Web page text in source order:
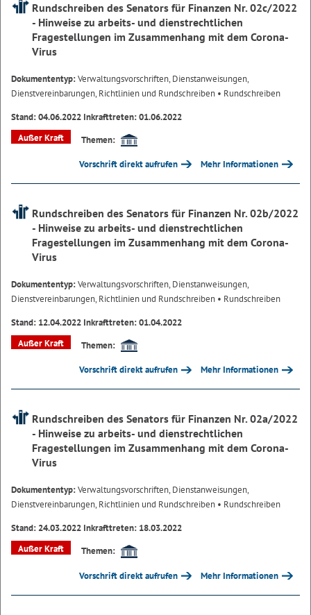
Rundschreiben des Senators für Finanzen Nr. 02c/2022
- Hinweise zu arbeits- und dienstrechtlichen
Fragestellungen im Zusammenhang mit dem Corona-
Virus
Dokumententyp:Verwaltungsvorschriften, Dienstanweisungen,
Dienstvereinbarungen, Richtlinien und Rundschreiben • Rundschreiben
Stand: 04.06.2022 Inkrafttreten: 01.06.2022
Außer Kraft
Themen:
Vorschrift direkt aufrufen Mehr Informationen
Rundschreiben des Senators für Finanzen Nr. 02b/2022
- Hinweise zu arbeits- und dienstrechtlichen
Fragestellungen im Zusammenhang mit dem Corona-
Virus
Dokumententyp:Verwaltungsvorschriften, Dienstanweisungen,
Dienstvereinbarungen, Richtlinien und Rundschreiben • Rundschreiben
Stand: 12.04.2022 Inkrafttreten: 01.04.2022
Außer Kraft
Themen:
Vorschrift direkt aufrufen Mehr Informationen
Rundschreiben des Senators für Finanzen Nr. 02a/2022
- Hinweise zu arbeits- und dienstrechtlichen
Fragestellungen im Zusammenhang mit dem Corona-
Virus
Dokumententyp:Verwaltungsvorschriften, Dienstanweisungen,
Dienstvereinbarungen, Richtlinien und Rundschreiben • Rundschreiben
Stand: 24.03.2022 Inkrafttreten: 18.03.2022
Außer Kraft
Themen:
Vorschrift direkt aufrufen Mehr Informationen